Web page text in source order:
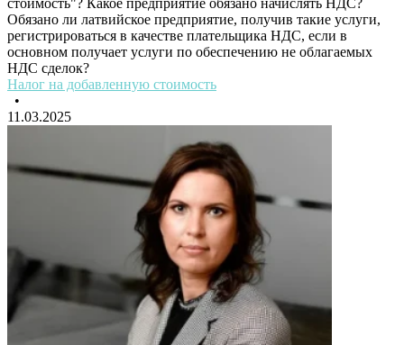
стоимость"? Какое предприятие обязано начислять НДС?
Обязано ли латвийское предприятие, получив такие услуги,
регистрироваться в качестве плательщика НДС, если в
основном получает услуги по обеспечению не облагаемых
НДС сделок?
Налог на добавленную стоимость
•
11.03.2025